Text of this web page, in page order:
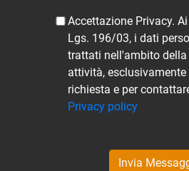
Accettazione Privacy.
Lgs. 196/03, i dati
trattati nell'ambito
attività, esclusivamente
richiesta e per
Privacy policy
Invia